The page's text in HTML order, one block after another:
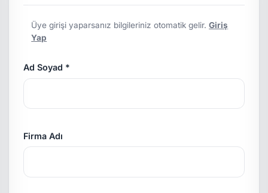
Üye girişi yaparsanız bilgileriniz otomatik gelir.Giriş
Yap
Ad Soyad *
Firma Adı